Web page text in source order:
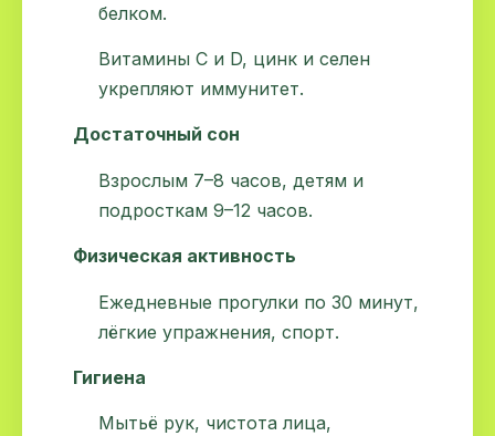
белком.
Витамины C и D, цинк и селен
укрепляют иммунитет.
Достаточный сон
Взрослым 7–8 часов, детям и
подросткам 9–12 часов.
Физическая активность
Ежедневные прогулки по 30 минут,
лёгкие упражнения, спорт.
Гигиена
Мытьё рук, чистота лица,